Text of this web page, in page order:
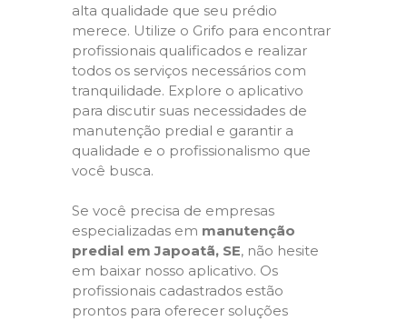
alta qualidade que seu prédio
merece. Utilize o Grifo para encontrar
profissionais qualificados e realizar
todos os serviços necessários com
tranquilidade. Explore o aplicativo
para discutir suas necessidades de
manutenção predial e garantir a
qualidade e o profissionalismo que
você busca.
Se você precisa de empresas
especializadas em manutenção
predial em Japoatã, SE, não hesite
em baixar nosso aplicativo. Os
profissionais cadastrados estão
prontos para oferecer soluções